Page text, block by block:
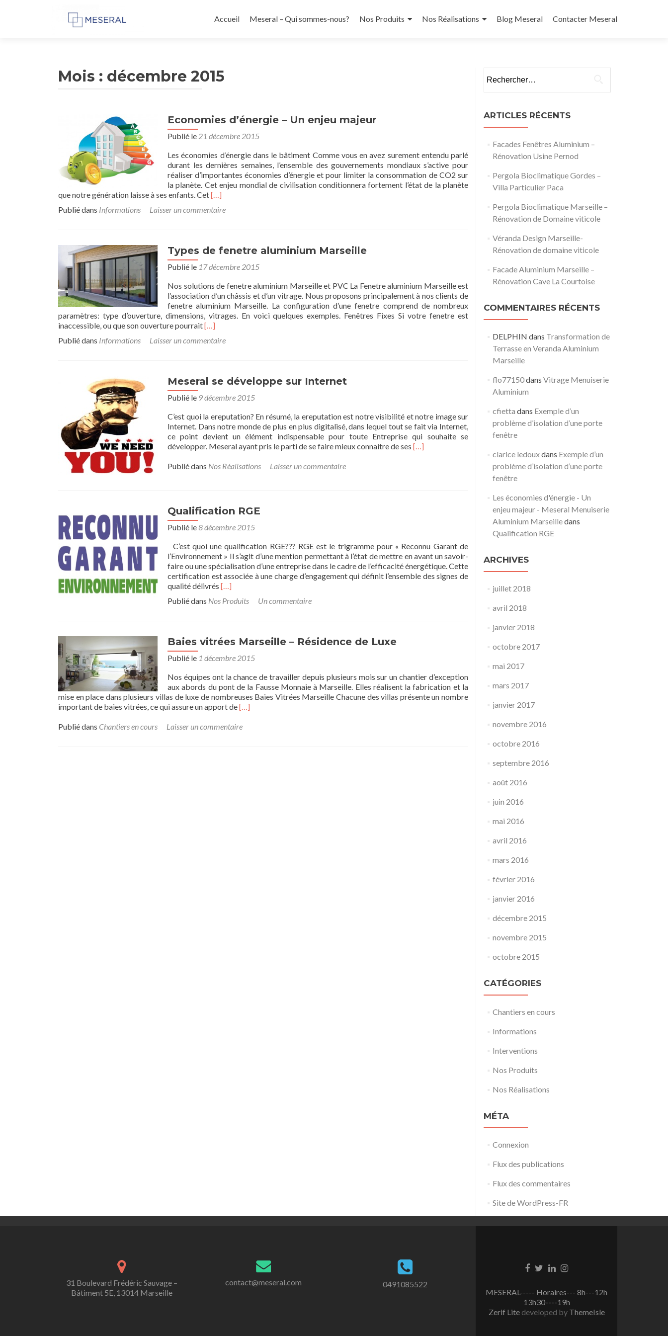
au
Accueil Meseral – Qui sommes-nous? Nos Produits Nos Réalisations Blog Meseral Contacter Meseral
Mois : décembre 2015
Economies d’énergie – Un enjeu majeur
Publié le 21 décembre 2015
Les économies d’énergie dans le bâtiment Comme vous en avez surement entendu parlé
durant les dernières semaines, l’ensemble des gouvernements mondiaux s’active pour
réaliser d’importantes économies d’énergie et pour limiter la consommation de CO2 sur
la planète. Cet enjeu mondial de civilisation conditionnera fortement l’état de la planète
que notre génération laisse à ses enfants. CetRead
about
Un
enjeu
[…]
Publié dans Informations Laisser un commentaire
Types de fenetre aluminium Marseille
Publié le 17 décembre 2015
Nos solutions de fenetre aluminium Marseille et PVC La Fenetre aluminium Marseille est
l’association d’un châssis et d’un vitrage. Nous proposons principalement à nos clients de
fenetre aluminium Marseille. La configuration d’une fenetre comprend de nombreux
paramètres: type d’ouverture, dimensions, vitrages. En voici quelques exemples. Fenêtres Fixes Si votre fenetre est
inaccessible, ou que son ouverture pourraitRead
about
aluminium
Marseille
[…]
Publié dans Informations Laisser un commentaire
Meseral se développe sur Internet
Publié le 9 décembre 2015
C’est quoi la ereputation? En résumé, la ereputation est notre visibilité et notre image sur
Internet. Dans notre monde de plus en plus digitalisé, dans lequel tout se fait via Internet,
ce point devient un élément indispensable pour toute Entreprise qui souhaite se
développer. Meseral ayant pris le parti de se faire mieux connaitre de ses Read
[…]
Publié dans Nos Réalisations Laisser un commentaire
Qualification RGE
Publié le8 décembre 2015
C’est quoi une qualification RGE??? RGE est le trigramme pour « Reconnu Garant de
l’Environnement » Il s’agit d’une mention permettant à l’état de mettre en avant un savoir-
faire ou une spécialisation d’une entreprise dans le cadre de l’efficacité énergétique. Cette
certification est associée à une charge d’engagement qui définit l’ensemble des signes de
qualité délivrés Read
about
[…]
Publié dans Nos Produits Un commentaire
Baies vitrées Marseille – Résidence de Luxe
Publié le 1 décembre 2015
Nos équipes ont la chance de travailler depuis plusieurs mois sur un chantier d’exception
aux abords du pont de la Fausse Monnaie à Marseille. Elles réalisent la fabrication et la
mise en place dans plusieurs villas de luxe de nombreuses Baies Vitrées Marseille Chacune des villas présente un nombre
important de baies vitrées, ce qui assure un apport deRead
about
[…]
Publié dans Chantiers en cours Laisser un commentaire
ARTICLES RÉCENTS
Facades Fenêtres Aluminium –
Rénovation Usine Pernod
Pergola Bioclimatique Gordes –
Villa Particulier Paca
Pergola Bioclimatique Marseille –
Rénovation de Domaine viticole
Véranda Design Marseille-
Rénovation de domaine viticole
Facade Aluminium Marseille –
Rénovation Cave La Courtoise
COMMENTAIRES RÉCENTS
DELPHIN dans Transformation de
Terrasse en Veranda Aluminium
Marseille
flo77150dans Vitrage Menuiserie
Aluminium
cfietta dans Exemple d’un
problème d’isolation d’une porte
fenêtre
clarice ledouxdans Exemple d’un
problème d’isolation d’une porte
fenêtre
Les économies d'énergie - Un
enjeu majeur - Meseral Menuiserie
Aluminium Marseilledans
Qualification RGE
ARCHIVES
juillet 2018
avril 2018
janvier 2018
octobre 2017
mai 2017
mars 2017
janvier 2017
novembre 2016
octobre 2016
septembre 2016
août 2016
juin 2016
mai 2016
avril 2016
mars 2016
février 2016
janvier 2016
décembre 2015
novembre 2015
octobre 2015
CATÉGORIES
Chantiers en cours
Informations
Interventions
Nos Produits
Nos Réalisations
MÉTA
Connexion
Flux des publications
Flux des commentaires
Site de WordPress-FR
31 Boulevard Frédéric Sauvage –
Bâtiment 5E, 13014 Marseille
contact@meseral.com 0491085522
LienLien LienLien
MESERAL----- Horaires--- 8h---12h
13h30----19h
Zerif Lite developed by ThemeIsle